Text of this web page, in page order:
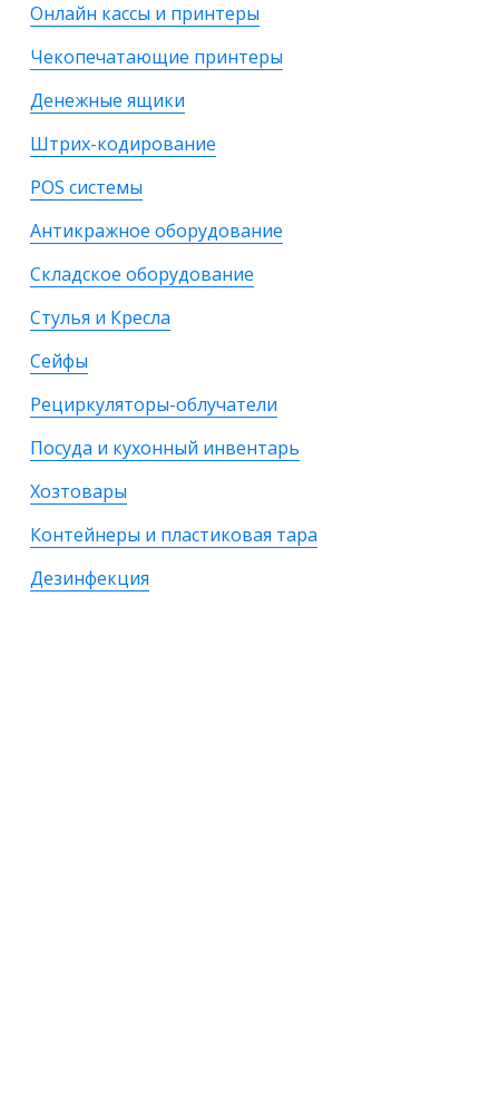
Онлайн кассы и принтеры
Чекопечатающие принтеры
Денежные ящики
Штрих-кодирование
POS системы
Антикражное оборудование
Складское оборудование
Стулья и Кресла
Сейфы
Рециркуляторы-облучатели
Посуда и кухонный инвентарь
Хозтовары
Контейнеры и пластиковая тара
Дезинфекция